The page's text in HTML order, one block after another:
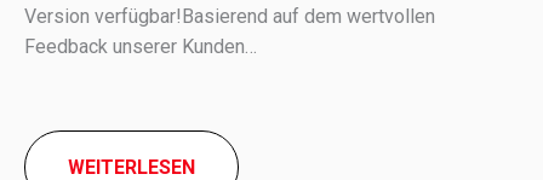
Version verfügbar!Basierend auf dem wert­vol­len
Feedback unse­rer Kunden…
WEITERLESEN